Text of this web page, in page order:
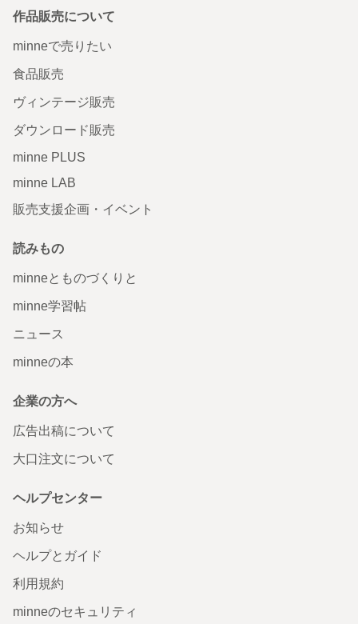
作品販売について
minneで売りたい
食品販売
ヴィンテージ販売
ダウンロード販売
minne PLUS
minne LAB
販売支援企画・イベント
読みもの
minneとものづくりと
minne学習帖
ニュース
minneの本
企業の方へ
広告出稿について
大口注文について
ヘルプセンター
お知らせ
ヘルプとガイド
利用規約
minneのセキュリティ